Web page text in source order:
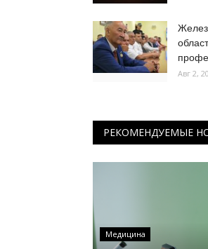
Авг 2,
РЕКОМЕНДУЕМЫЕ
Медицина